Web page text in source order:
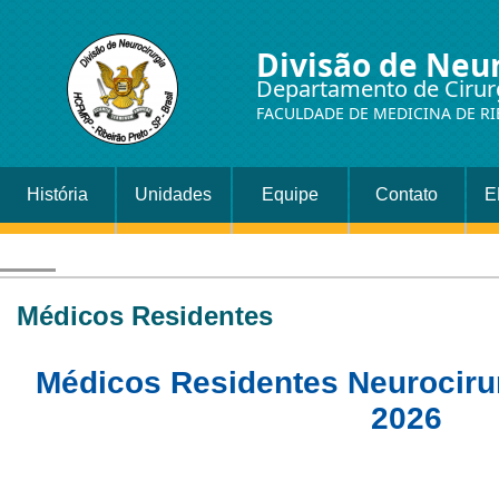
Divisão de
Departamento de
FACULDADE DE MEDICINA DE
História Unidades Equipe Contato
Médicos Residentes
Médicos Residentes
2026